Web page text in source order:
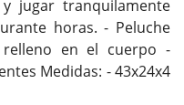
jugar tranquilamente
horas. - Peluche
en el cuerpo -
Medidas: - 43x24x4